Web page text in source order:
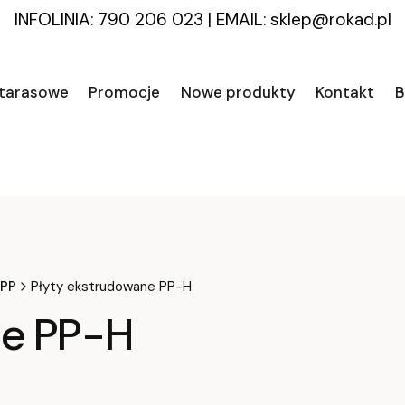
INFOLINIA: 790 206 023 | EMAIL: sklep@rokad.pl
Promocje Nowe produkty Kontakt
Płyty ekstrudowane PP-H
PP-H